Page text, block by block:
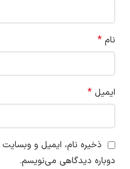
نام *
ایمیل *
ذخیره نام، ایمیل و
دوباره دیدگاهی می‌نویسم.